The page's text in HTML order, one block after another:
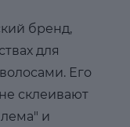
бренд,
для
Его
склеивают
и